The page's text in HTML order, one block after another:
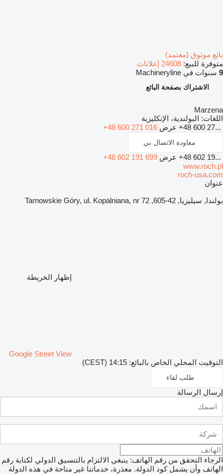
بائع موثوق (معتمد)
متوفرة للبيع: 24608 إعلانات
9 سنوات في Machineryline
الاشتراك بصفحة البائع
Marzena
اللغات: البولندية، الإنكليزية
+48 600 27... عرض +48 600 271 016
معاودة الاتصال بي
+48 602 19... عرض +48 602 191 699
www.roch.pl
roch-usa.com
عنوان
بولندا, سيليزيا, 42-605, Tarnowskie Góry, ul. Kopalniana, nr 72
إظهار الخريطة
Google Street View
التوقيت المحلي الخاص بالبائع: 14:15 (CEST)
طلب لقاء
إرسال الرسالة
الرجاء التحقق من رقم الهاتف: ينبغي الالتزام بالتنسيق الدولي لكتابة رقم
الهاتف وأن يشمل كود الدولة. معذرة، خدماتنا غير متاحة في هذه الدولة